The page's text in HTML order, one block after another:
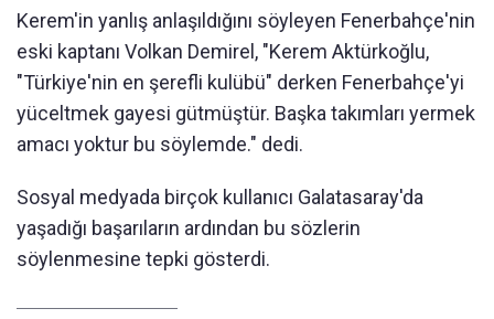
Kerem'in yanlış anlaşıldığını söyleyen Fenerbahçe'nin
eski kaptanı Volkan Demirel, "Kerem Aktürkoğlu,
"Türkiye'nin en şerefli kulübü" derken Fenerbahçe'yi
yüceltmek gayesi gütmüştür. Başka takımları yermek
amacı yoktur bu söylemde." dedi.
Sosyal medyada birçok kullanıcı Galatasaray'da
yaşadığı başarıların ardından bu sözlerin
söylenmesine tepki gösterdi.